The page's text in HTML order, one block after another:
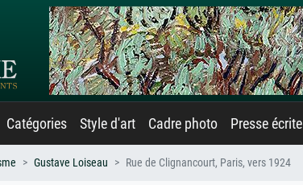
Catégories Style d'art Cadre photo Presse écrite
Gustave Loiseau Rue de Clignancourt, Paris, vers 1924